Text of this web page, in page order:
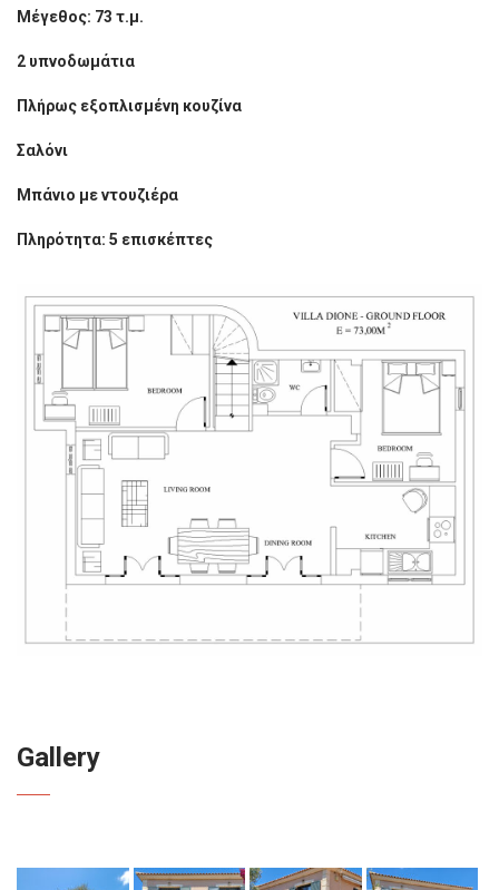
Μέγεθος: 73 τ.μ.
2 υπνοδωμάτια
Πλήρως εξοπλισμένη κουζίνα
Σαλόνι
Μπάνιο με ντουζιέρα
Πληρότητα: 5 επισκέπτες
Gallery